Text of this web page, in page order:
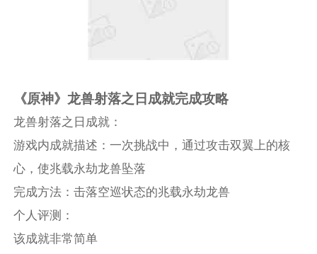
《原神》龙兽射落之日成就完成攻略
龙兽射落之日成就：
游戏内成就描述：一次挑战中，通过攻击双翼上的核
心，使兆载永劫龙兽坠落
完成方法：击落空巡状态的兆载永劫龙兽
个人评测：
该成就非常简单